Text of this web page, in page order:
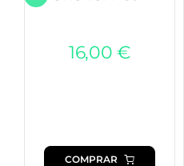
16,00€
COMPRAR